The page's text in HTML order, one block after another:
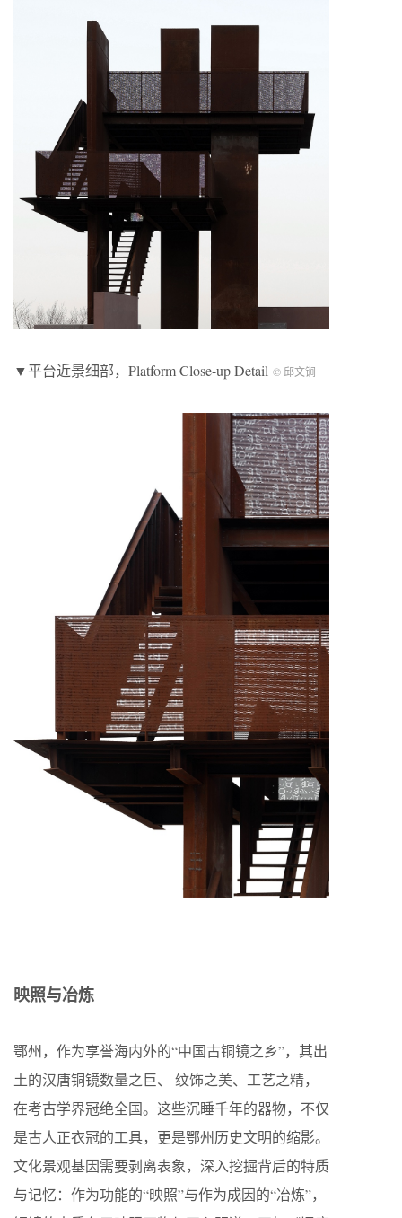
▼平台近景细部，Platform Close-up Detail © 邱文锏
映照与冶炼
鄂州，作为享誉海内外的“中国古铜镜之乡”，其出
土的汉唐铜镜数量之巨、 纹饰之美、工艺之精，
在考古学界冠绝全国。这些沉睡千年的器物，不仅
是古人正衣冠的工具，更是鄂州历史文明的缩影。
文化景观基因需要剥离表象，深入挖掘背后的特质
与记忆：作为功能的“映照”与作为成因的“冶炼”，